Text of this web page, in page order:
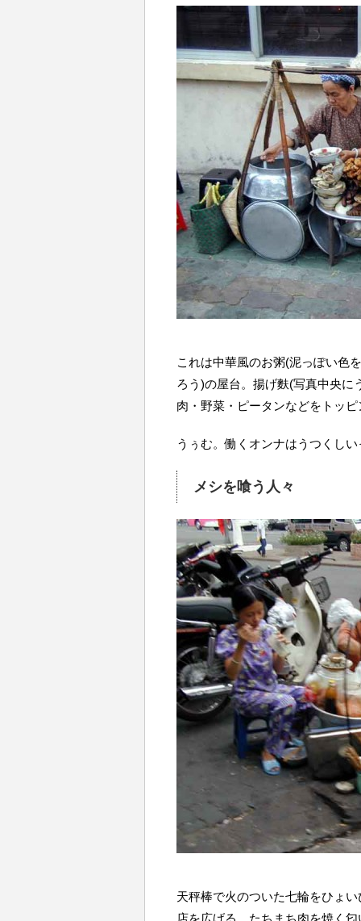
これは中華風のお粥(泥っぽい色
ろう)の屋台。揚げ麩(写真中央に
肉・野菜・ピータンなどをトッ
うぅむ。働くオンナはうつくしい
メシを喰う人々
天秤棒で火のついた七輪をひょ
店を広げる。たちまち肉を焼く